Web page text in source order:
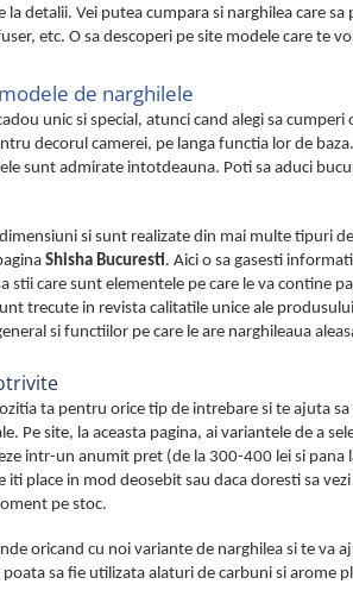
la detalii. Vei putea cumpara si narghilea care
etc. O sa descoperi pe site modele care te
de narghilele
unic si special, atunci cand alegi sa
decorul camerei, pe langa functia lor de
sunt admirate intotdeauna. Poti sa aduci
si sunt realizate din mai multe tipuri
Shisha Bucuresti. Aici o sa gasesti
stii care sunt elementele pe care le va contine
trecute in revista calitatile unice ale
si functiilor pe care le are narghileaua
ta pentru orice tip de intrebare si te ajuta
Pe site, la aceasta pagina, ai variantele de a
intr-un anumit pret (de la 300-400 lei si
place in mod deosebit sau daca doresti sa
pe stoc.
oricand cu noi variante de narghilea si te va
sa fie utilizata alaturi de carbuni si arome